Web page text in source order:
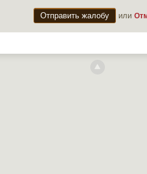
или